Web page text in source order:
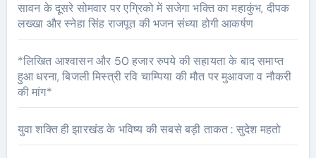
सावन के दूसरे सोमवार पर एग्रिको में सजेगा भक्ति का महाकुंभ, दीपक
लख्खा और स्नेहा सिंह राजपूत की भजन संध्या होगी आकर्षण
*लिखित आश्वासन और 50 हजार रुपये की सहायता के बाद समाप्त
हुआ धरना, बिजली मिस्त्री रवि चाम्पिया की मौत पर मुआवजा व नौकरी
की मांग*
युवा शक्ति ही झारखंड के भविष्य की सबसे बड़ी ताकत : सुदेश महतो